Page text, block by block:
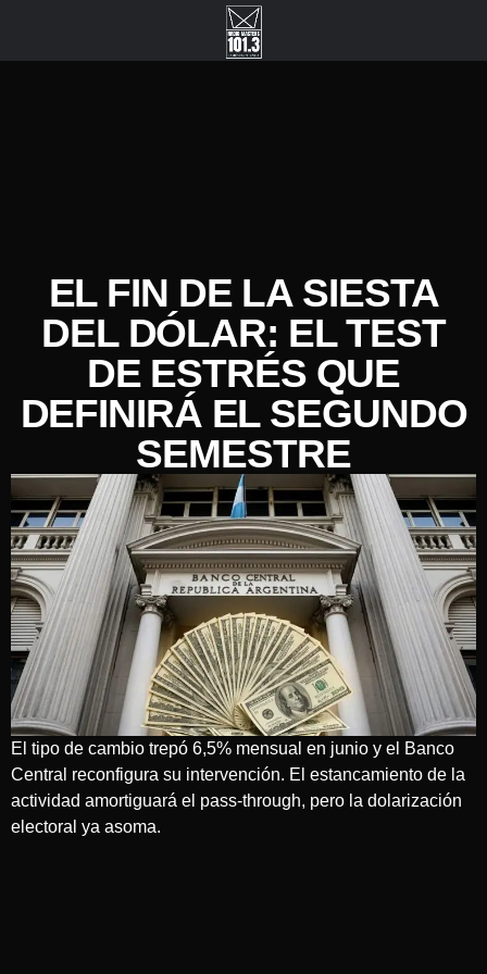
EL FIN DE LA SIESTA
DEL DÓLAR: EL TEST
DE ESTRÉS QUE
DEFINIRÁ EL SEGUNDO
SEMESTRE
El tipo de cambio trepó 6,5% mensual en junio y el Banco
Central reconfigura su intervención. El estancamiento de la
actividad amortiguará el pass-through, pero la dolarización
electoral ya asoma.